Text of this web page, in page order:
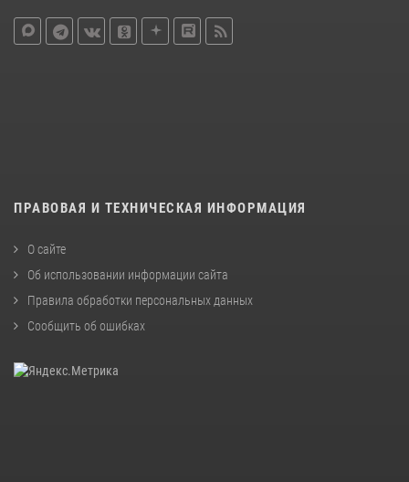
ПРАВОВАЯ И ТЕХНИЧЕСКАЯ ИНФОРМАЦИЯ
О сайте
Об использовании информации сайта
Правила обработки персональных данных
Сообщить об ошибках